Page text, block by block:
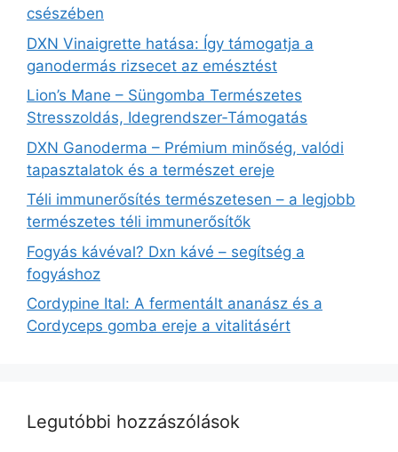
csészében
DXN Vinaigrette hatása: Így támogatja a
ganodermás rizsecet az emésztést
Lion’s Mane – Süngomba Természetes
Stresszoldás, Idegrendszer‑Támogatás
DXN Ganoderma – Prémium minőség, valódi
tapasztalatok és a természet ereje
Téli immunerősítés természetesen – a legjobb
természetes téli immunerősítők
Fogyás kávéval? Dxn kávé – segítség a
fogyáshoz
Cordypine Ital: A fermentált ananász és a
Cordyceps gomba ereje a vitalitásért
Legutóbbi hozzászólások